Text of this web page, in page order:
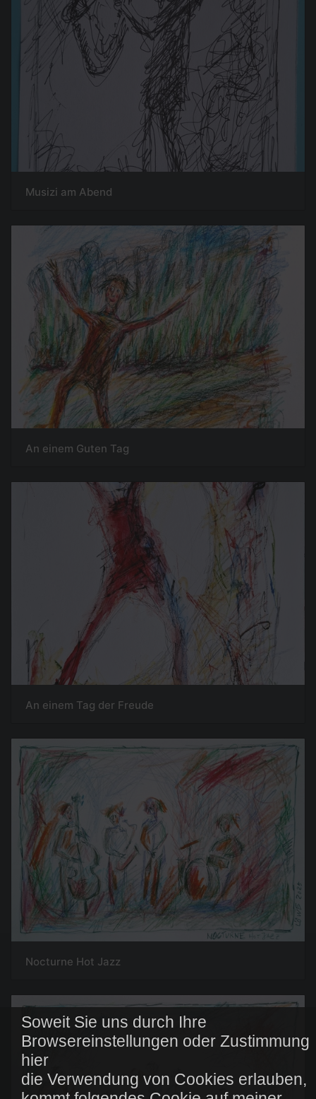
Soweit Sie uns durch Ihre
Browsereinstellungen oder Zustimmung
hier
die Verwendung von Cookies erlauben,
Musizi am Abend
An einem Guten Tag
An einem Tag der Freude
Nocturne Hot Jazz